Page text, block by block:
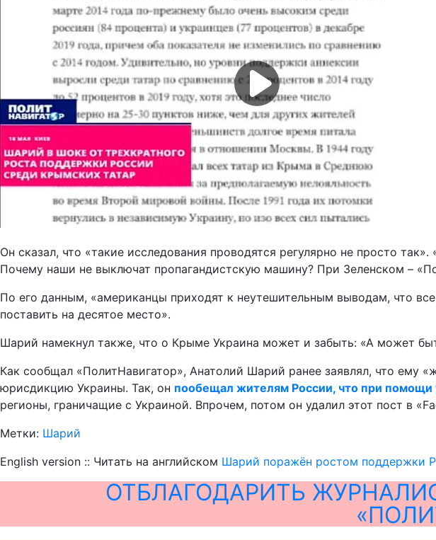
Он сказал, что «такие исследования проводятся регулярно не просто
Почему наши не выключат пропагандистскую машину? При Зеленском –
По его данным, «американцы приходят к неутешительным выводам, что
поставить на десятое место».
Шарий намекнул также, что о Крыме Украина может и забыть: «А может
Как сообщал «ПолитНавигатор», Анатолий Шарий ранее заявлял, что
юрисдикцию Украины. Так, он пообещал жителям России, что при
регионы, граничащие с Украиной. Впрочем, потом он удалил этот пост в
Метки: Шарий
English version :: Читать на английском Шарий поражён ростом поддержки
ОТБЛАГОДАРИТЬ